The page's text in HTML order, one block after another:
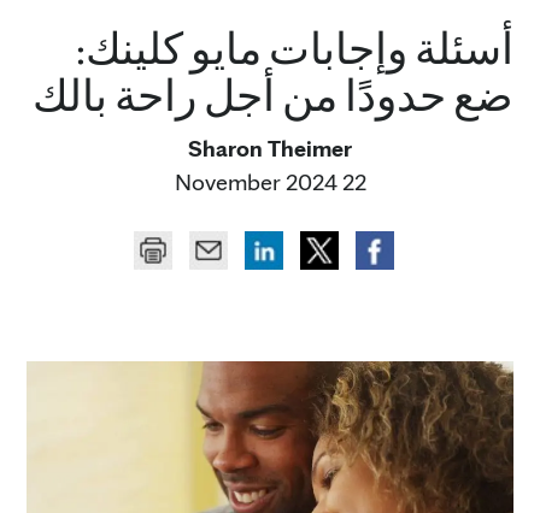
أسئلة وإجابات مايو كلينك:
ضع حدودًا من أجل راحة بالك
Sharon Theimer
22 November 2024